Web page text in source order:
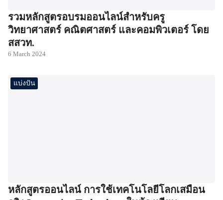
รวมหลักสูตรอบรมออนไลน์สำหรับครู
วิทยาศาสตร์ คณิตศาสตร์ และคอมพิวเตอร์ โดย
สสวท.
6 March 2024
แบ่งปัน
หลักสูตรออนไลน์ การใช้เทคโนโลยีโลกเสมือน